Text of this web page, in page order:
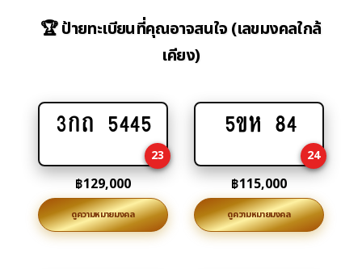
🏆 ป้ายทะเบียนที่คุณอาจสนใจ (เลขมงคลใกล้
เคียง)
Add
cart
3กถ 5445
23
฿129,000
ดูความหมายมงคล
Add
cart
5ขห 84
24
฿115,000
ดูความหมายมงคล